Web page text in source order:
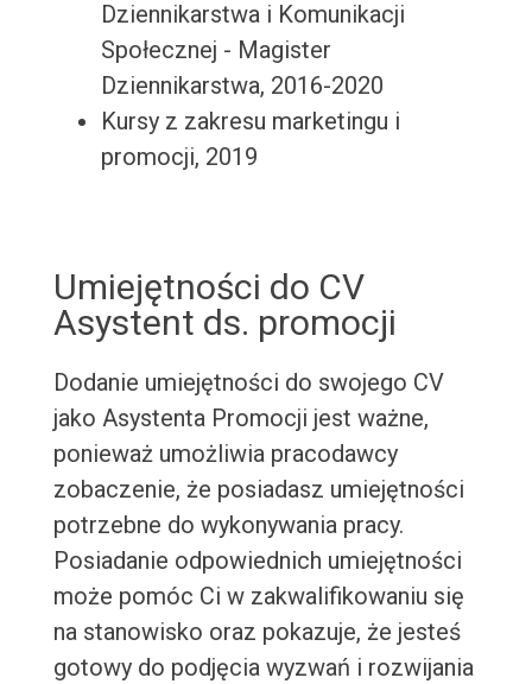
Dziennikarstwa i Komunikacji
Społecznej - Magister
Dziennikarstwa, 2016-2020
Kursy z zakresu marketingu i
promocji, 2019
Umiejętności do CV
Asystent ds. promocji
Dodanie umiejętności do swojego CV
jako Asystenta Promocji jest ważne,
ponieważ umożliwia pracodawcy
zobaczenie, że posiadasz umiejętności
potrzebne do wykonywania pracy.
Posiadanie odpowiednich umiejętności
może pomóc Ci w zakwalifikowaniu się
na stanowisko oraz pokazuje, że jesteś
gotowy do podjęcia wyzwań i rozwijania